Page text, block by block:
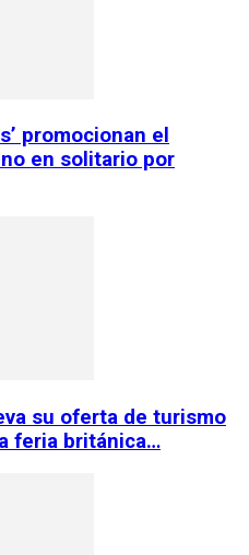
promocionan el
en solitario por
su oferta de turismo
feria británica…